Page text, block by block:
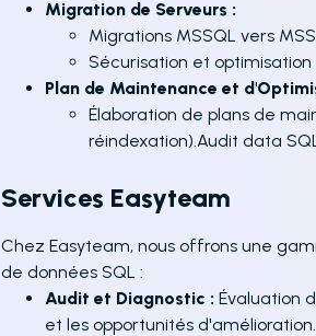
Migration de Serveurs :
Migrations MSSQL vers
Sécurisation et
Plan de Maintenance et
Élaboration de plans de
réindexation).Audit data
Services Easyteam
Chez Easyteam, nous offrons une
de données SQL :
Audit et Diagnostic : Évaluation
et les opportunités d'amélioration.